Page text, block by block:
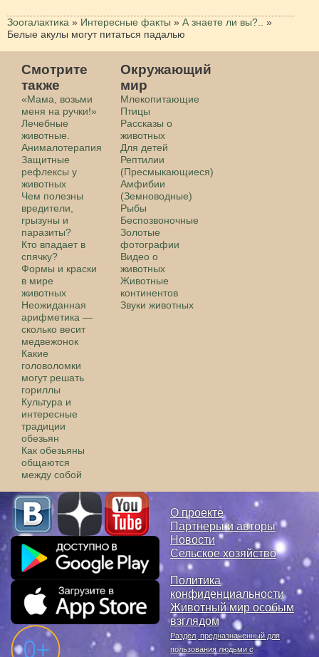
Зоогалактика » Интересные факты » А знаете ли вы?..
»
Белые акулы могут питаться падалью
Смотрите
также
«Мама, возьми
меня на ручки!»
Лечебные
животные.
Анималотерапия
Защитные
рефлексы у
животных
Чем полезны
вредители,
грызуны и
паразиты?
Кто впадает в
спячку?
Формы и краски
в мире
животных
Неожиданная
арифметика —
сколько весит
медвежонок
Какие
головоломки
могут решать
гориллы
Культура и
интересные
традиции
обезьян
Как обезьяны
общаются
между собой
Окружающий
мир
Млекопитающие
Птицы
Рассказы о
животных
Для детей
Рептилии
(Пресмыкающиеся)
Амфибии
(Земноводные)
Рыбы
Беспозвоночные
Золотые
фотографии
Видео о
животных
Животные
континентов
Звуки животных
О проекте
Партнеры и авторы
Новости
Сельское хозяйство
Политика
конфиденциальности
Животный мир особым
взглядом
Раздел, предназначенный для
пользования людьми с